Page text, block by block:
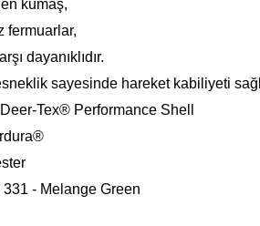
kumaş,
fermuarlar,
dayanıklıdır.
sayesinde hareket kabiliyeti
Tex® Performance Shell
- Melange Green